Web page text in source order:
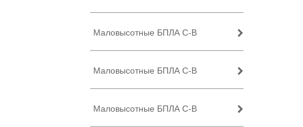
Маловысотные БПЛА C-B
Маловысотные БПЛА C-B
Маловысотные БПЛА C-B